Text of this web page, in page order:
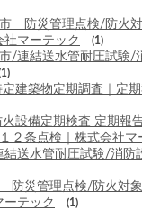
防災管理点検/防火
社マーテック
(1)
/連結送水管耐圧試験
建築物定期調査｜定
設備定期検査 定期報
２条点検｜株式会社マ
結送水管耐圧試験/消
防災管理点検/防火対
ーテック
(1)